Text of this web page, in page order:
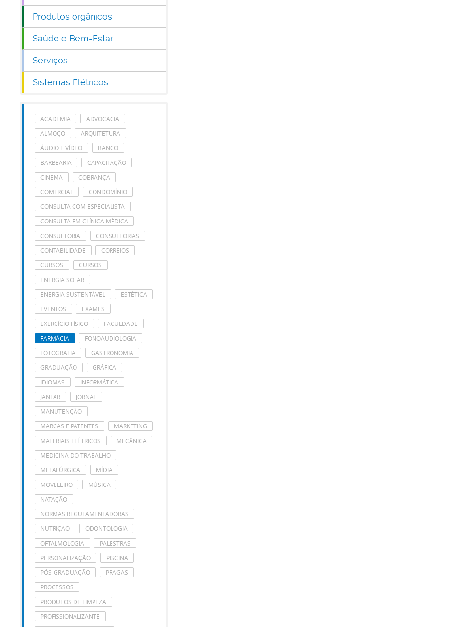
Produtos orgânicos
Saúde e Bem-Estar
Serviços
Sistemas Elétricos
ACADEMIA
ADVOCACIA
ALMOÇO
ARQUITETURA
ÁUDIO E VÍDEO
BANCO
BARBEARIA
CAPACITAÇÃO
CINEMA
COBRANÇA
COMERCIAL
CONDOMÍNIO
CONSULTA COM ESPECIALISTA
CONSULTA EM CLÍNICA MÉDICA
CONSULTORIA
CONSULTORIAS
CONTABILIDADE
CORREIOS
CURSOS
CURSOS
ENERGIA SOLAR
ENERGIA SUSTENTÁVEL
ESTÉTICA
EVENTOS
EXAMES
EXERCÍCIO FÍSICO
FACULDADE
FARMÁCIA
FONOAUDIOLOGIA
FOTOGRAFIA
GASTRONOMIA
GRADUAÇÃO
GRÁFICA
IDIOMAS
INFORMÁTICA
JANTAR
JORNAL
MANUTENÇÃO
MARCAS E PATENTES
MARKETING
MATERIAIS ELÉTRICOS
MECÂNICA
MEDICINA DO TRABALHO
METALÚRGICA
MÍDIA
MOVELEIRO
MÚSICA
NATAÇÃO
NORMAS REGULAMENTADORAS
NUTRIÇÃO
ODONTOLOGIA
OFTALMOLOGIA
PALESTRAS
PERSONALIZAÇÃO
PISCINA
PÓS-GRADUAÇÃO
PRAGAS
PROCESSOS
PRODUTOS DE LIMPEZA
PROFISSIONALIZANTE